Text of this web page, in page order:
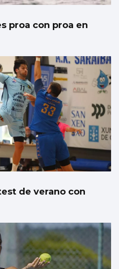
proa con proa en
de verano con